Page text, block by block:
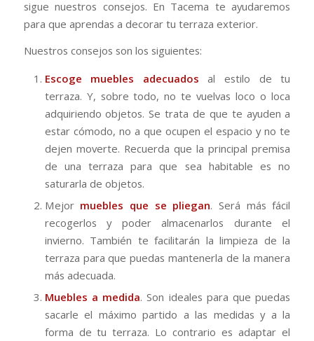
sigue nuestros consejos. En Tacema te ayudaremos
para que aprendas a decorar tu terraza exterior.
Nuestros consejos son los siguientes:
Escoge muebles adecuados al estilo de tu
terraza. Y, sobre todo, no te vuelvas loco o loca
adquiriendo objetos. Se trata de que te ayuden a
estar cómodo, no a que ocupen el espacio y no te
dejen moverte. Recuerda que la principal premisa
de una terraza para que sea habitable es no
saturarla de objetos.
Mejor muebles que se pliegan. Será más fácil
recogerlos y poder almacenarlos durante el
invierno. También te facilitarán la limpieza de la
terraza para que puedas mantenerla de la manera
más adecuada.
Muebles a medida. Son ideales para que puedas
sacarle el máximo partido a las medidas y a la
forma de tu terraza. Lo contrario es adaptar el